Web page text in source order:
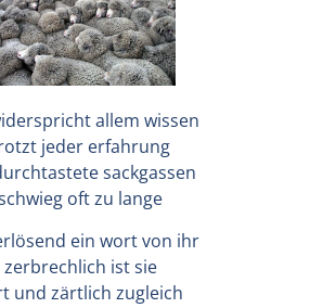
allem wissen
jeder erfahrung
sackgassen
oft zu lange
ein wort von ihr
zerbrechlich ist sie
und zärtlich zugleich